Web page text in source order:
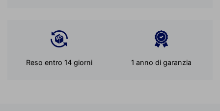
Reso entro 14 giorni 1 anno di garanzia